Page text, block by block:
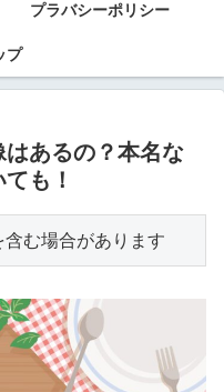
プラバシーポリシー
プ
あるの？本名な
も！
む場合があります